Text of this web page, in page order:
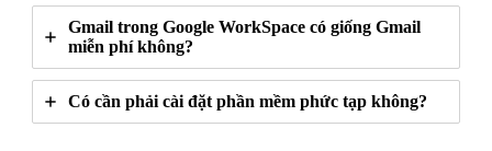
Gmail trong Google WorkSpace có giống Gmail
miễn phí không?
Có cần phải cài đặt phần mềm phức tạp không?